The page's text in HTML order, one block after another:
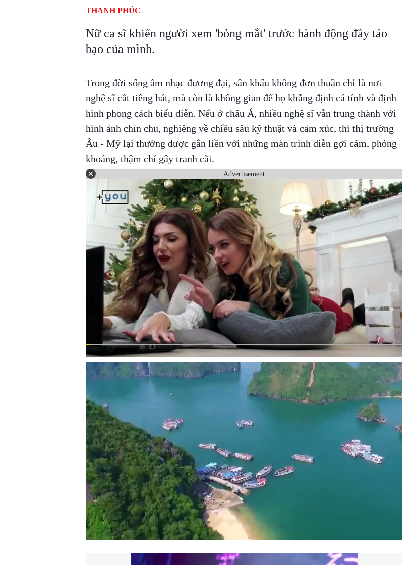
THANH PHÚC
Nữ ca sĩ khiến người xem 'bỏng mắt' trước hành động đầy táo
bạo của mình.
Trong đời sống âm nhạc đương đại, sân khấu không đơn thuần chỉ là nơi
nghệ sĩ cất tiếng hát, mà còn là không gian để họ khẳng định cá tính và định
hình phong cách biểu diễn. Nếu ở châu Á, nhiều nghệ sĩ vẫn trung thành với
hình ảnh chỉn chu, nghiêng về chiều sâu kỹ thuật và cảm xúc, thì thị trường
Âu - Mỹ lại thường được gắn liền với những màn trình diễn gợi cảm, phóng
khoáng, thậm chí gây tranh cãi.
Advertisement